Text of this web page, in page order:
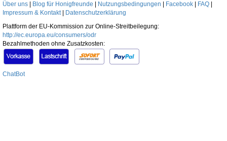
Über uns
Blog für Honigfreunde Nutzungsbedingungen Facebook FAQ
Impressum & Kontakt|
Datenschutzerklärung
Plattform der EU-Kommission zur Online-Streitbeilegung:
http://ec.europa.eu/consumers/odr
Bezahlmethoden ohne Zusatzkosten:
ChatBot